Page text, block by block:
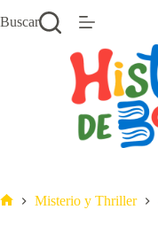
al
Buscar
Misterio y Thriller